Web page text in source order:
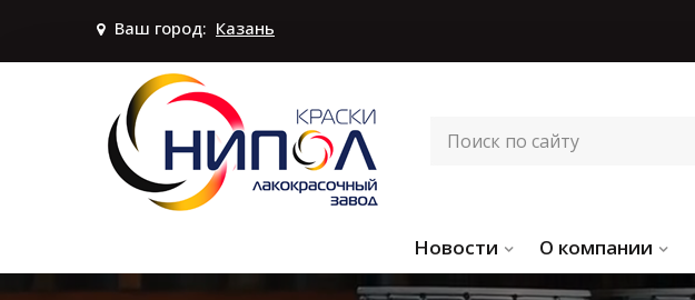
Ваш город: Казань
Новости О компании